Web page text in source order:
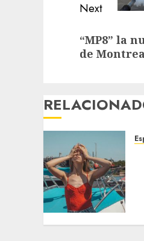
Next
post:
“MP8” la
de